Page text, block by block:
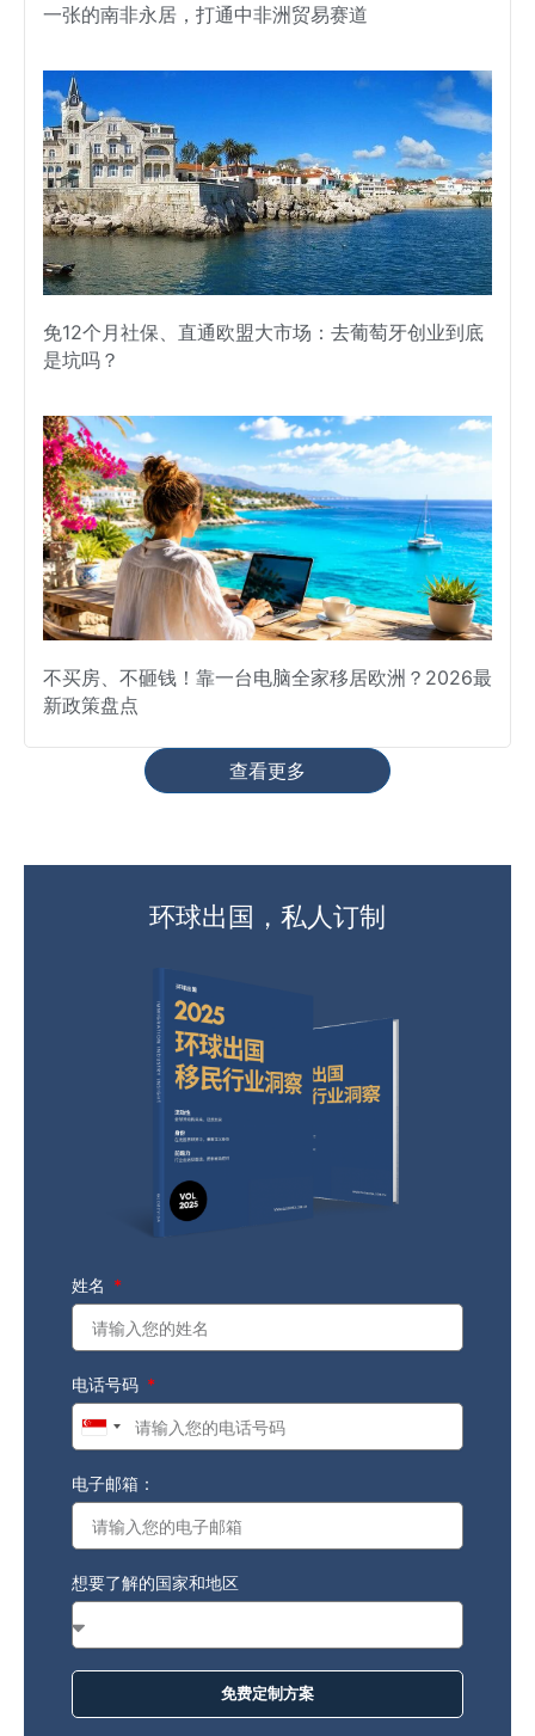
一张的南非永居，打通中非洲贸易赛道
免12个月社保、直通欧盟大市场：去葡萄牙创业到底
是坑吗？
不买房、不砸钱！靠一台电脑全家移居欧洲？2026最
新政策盘点
查看更多
环球出国，私人订制
姓名
电话号码
Singapore
电子邮箱：
想要了解的国家和地区
免费定制方案